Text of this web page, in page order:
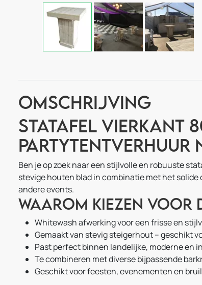
Omschrijving
Statafel vierkant
Partytentverhuur
Ben je op zoek naar een stijlvolle en robuuste
stevige houten blad in combinatie met het
andere events.
Waarom kiezen voor
Whitewash afwerking voor een frisse en
Gemaakt van stevig steigerhout – geschikt
Past perfect binnen landelijke, moderne en
Te combineren met diverse bijpassende
Geschikt voor feesten, evenementen en